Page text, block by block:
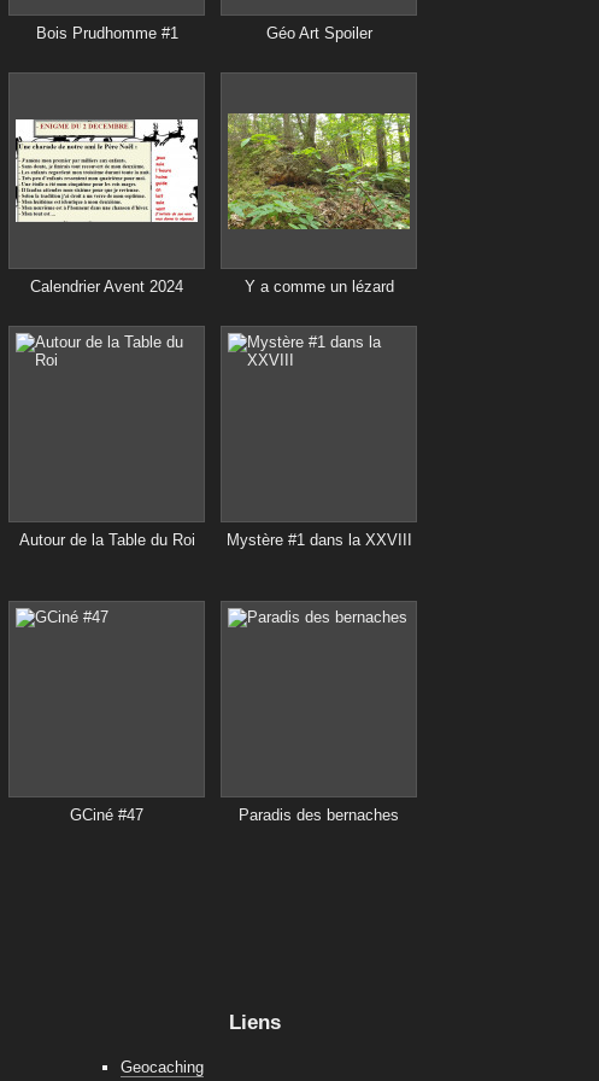
Bois Prudhomme #1 Géo Art Spoiler
Calendrier Avent 2024 Y a comme un lézard
Autour de la Table du Roi Mystère #1 dans la XXVIII
GCiné #47 Paradis des bernaches
Liens
Geocaching